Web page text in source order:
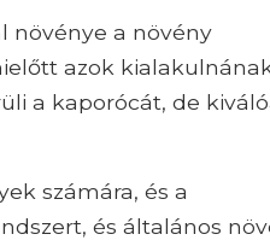
növénye a növény
azok
a kaporócát, de
számára, és a
és általános